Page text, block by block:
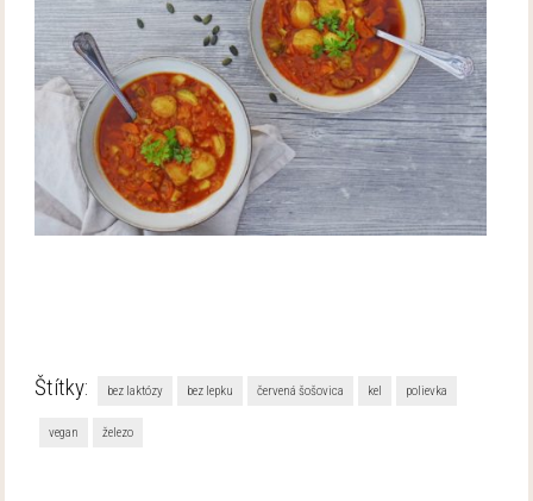
Štítky: bez laktózy bez lepku červená šošovica kel polievka
vegan železo